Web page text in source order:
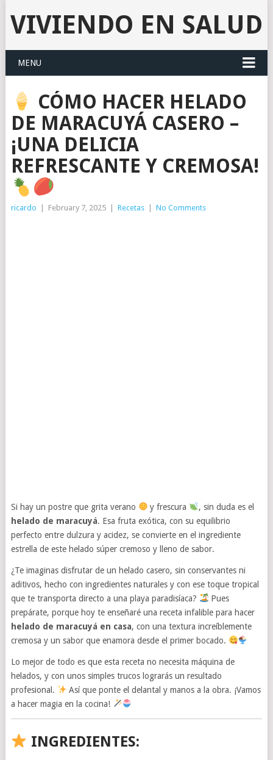
VIVIENDO EN SALUD
MENU
CÓMO HACER HELADO
DE MARACUYÁ CASERO –
¡UNA DELICIA
REFRESCANTE Y CREMOSA!
ricardo | February 7, 2025 | Recetas | No Comments
Si hay un postre que grita verano y frescura
, sin duda es el
helado de maracuyá. Esa fruta exótica, con su equilibrio
perfecto entre dulzura y acidez, se convierte en el ingrediente
estrella de este helado súper cremoso y lleno de sabor.
¿Te imaginas disfrutar de un helado casero, sin conservantes ni
aditivos, hecho con ingredientes naturales y con ese toque tropical
que te transporta directo a una playa paradisíaca?
Pues
prepárate, porque hoy te enseñaré una receta infalible para hacer
helado de maracuyá en casa, con una textura increíblemente
cremosa y un sabor que enamora desde el primer bocado.
Lo mejor de todo es que esta receta no necesita máquina de
helados, y con unos simples trucos lograrás un resultado
profesional.
Así que ponte el delantal y manos a la obra. ¡Vamos
a hacer magia en la cocina!
INGREDIENTES: